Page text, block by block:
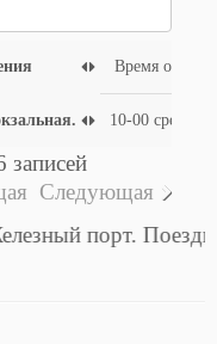
Время
10-00 среда,
записей
Следующая
порт. Поездки в